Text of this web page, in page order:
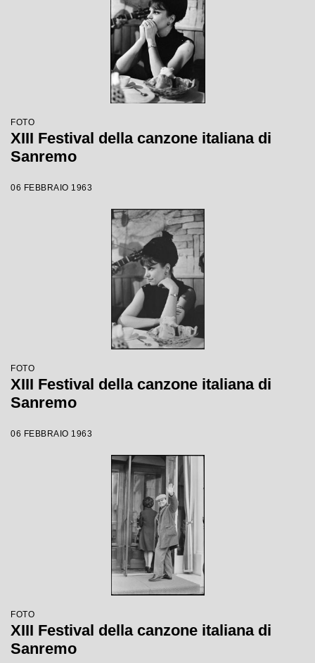
FOTO
XIII Festival della canzone italiana di
Sanremo
06 FEBBRAIO 1963
FOTO
XIII Festival della canzone italiana di
Sanremo
06 FEBBRAIO 1963
FOTO
XIII Festival della canzone italiana di
Sanremo